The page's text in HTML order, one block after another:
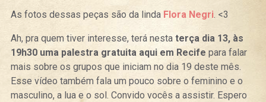
As fotos dessas peças são da linda Flora Negri. <3
Ah, pra quem tiver interesse, terá nesta terça dia 13, às
19h30 uma palestra gratuita aqui em Recife para falar
mais sobre os grupos que iniciam no dia 19 deste mês.
Esse vídeo também fala um pouco sobre o feminino e o
masculino, a lua e o sol. Convido vocês a assistir. Espero